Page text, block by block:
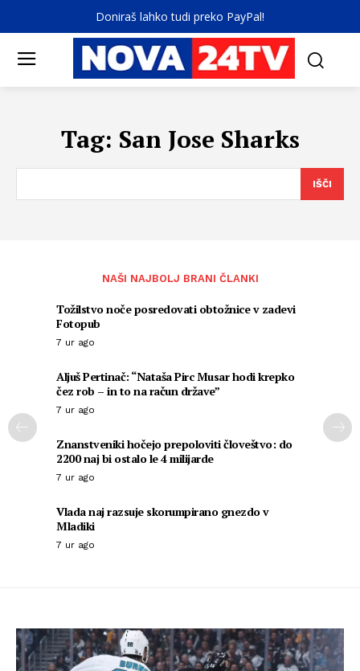
Doniraš lahko tudi preko PayPal!
Tag: San Jose Sharks
IŠČI
NAŠI NAJBOLJ BRANI ČLANKI
Tožilstvo noče posredovati obtožnice v zadevi
Fotopub
7 ur ago
Aljuš Pertinač: “Nataša Pirc Musar hodi krepko
čez rob – in to na račun države”
7 ur ago
Znanstveniki hočejo prepoloviti človeštvo: do
2200 naj bi ostalo le 4 milijarde
7 ur ago
Vlada naj razsuje skorumpirano gnezdo v
Mladiki
7 ur ago